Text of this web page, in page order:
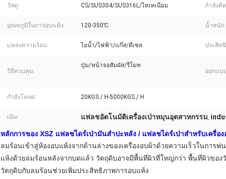
วัสดุ: CS/SUS304/SUS316L/ไทเทเนียม กำลังติ
อุณหภูมิในการอบแห้ง: 120-350℃ น้ำหนัก:
แหล่งความร้อน: ไอน้ำ/ไฟฟ้า/แก๊ส/ดีเซล ประสิท
วิธีควบคุม:
ปุ่ม/หน้าจอสัมผัส/รีโมท
ออกแบ
กำลังโหลด: 20KGS / H-5000KGS / H
เน้น: แฟลชอัตโนมัติเครื่องเป่าหมุนอุตสาหกรรม,
หลักการของ XSZ แฟลชไดร์เป่ามันสำปะหลัง / แฟลชไดร์เป่าสำหรับเครื่
ลมร้อนเข้าสู่ห้องอบแห้งจากด้านล่างของเครื่องอบผ้าด้วยความเร็วในการ
แห้งด้วยลมร้อนหลังจากบดแล้ว วัตถุดิบอาจมีพื้นที่ผิวที่ใหญ่กว่า พื้นที่ผิวขอ
วัตถุดิบกับลมร้อนช่วยเพิ่มประสิทธิภาพการอบแห้ง